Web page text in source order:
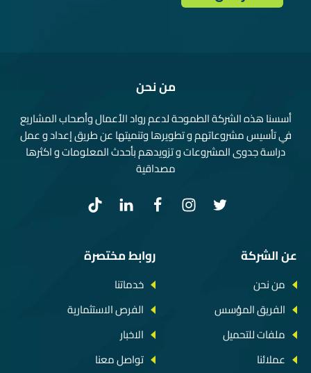
من نحن
أسسنا هذه الشركة الطموحة لدعم رواد الأعمال وأصحاب المشاريع
في تأسيس مشروعاتهم و تطويرها وتنميتها عن طريق إعداد و عمل
دراسة جدوى المشروعات و تزويدهم بأحدث المعلومات و اكثرها
مصداقية
عن الشركة
من نحن
الفريق المؤسس
ملفات للتحميل
عملائنا
روابط مختصرة
خدماتنا
الفرص الاستثمارية
الاخبار
تواصل معنا